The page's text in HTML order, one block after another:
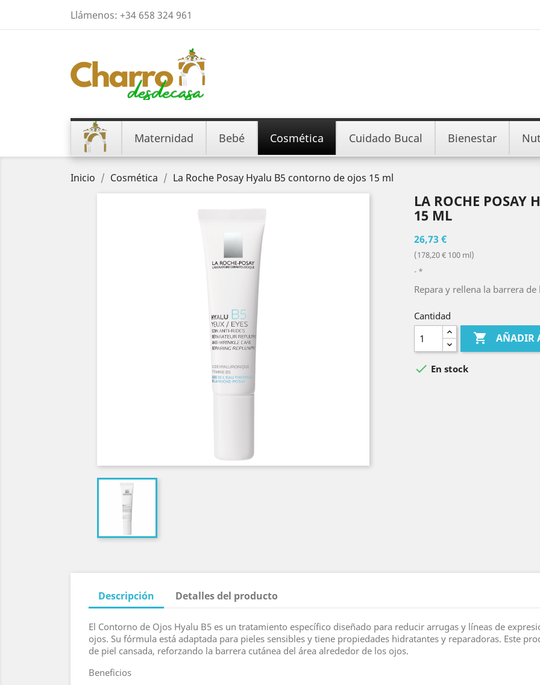
Llámenos: +34 658 324 961
Maternidad Bebé Cosmética Cuidado Bucal Bienestar
Inicio Cosmética La Roche Posay Hyalu B5 contorno de ojos 15 ml
LA ROCHE POSAY
15 ML
26,73 €
(178,20 € 100 ml)
*
Repara y rellena la barrera
Cantidad
 AÑADIR
 En stock
Descripción Detalles del producto
El Contorno de Ojos Hyalu B5 es un tratamiento específico diseñado para reducir arrugas y líneas de
ojos. Su fórmula está adaptada para pieles sensibles y tiene propiedades hidratantes y reparadoras. Este
de piel cansada, reforzando la barrera cutánea del área alrededor de los ojos.
Beneficios